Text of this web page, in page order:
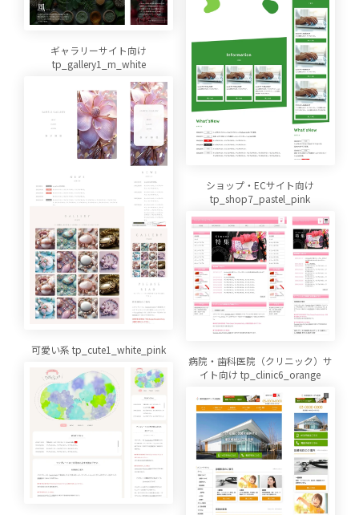
ギャラリーサイト向け
tp_gallery1_m_white
ショップ・ECサイト向け
tp_shop7_pastel_pink
可愛い系 tp_cute1_white_pink
病院・歯科医院（クリニック）サ
イト向け tp_clinic6_orange